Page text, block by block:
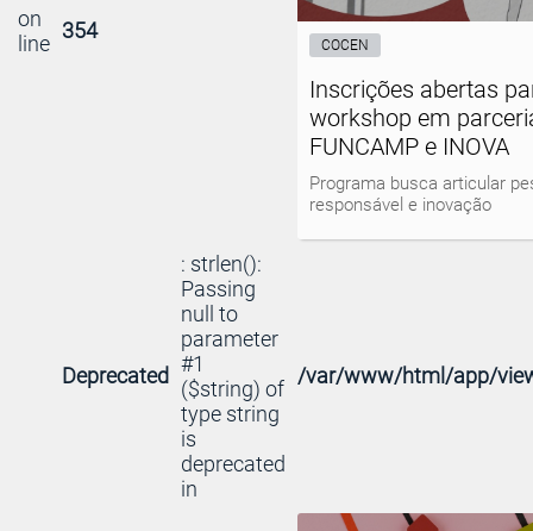
on
line 354
COCEN
Inscrições abertas
workshop em
FUNCAMP e INOVA
Programa busca articular
responsável e inovação
Deprecated
: strlen():
Passing
null to
parameter
#1
($string) of
type string
is
deprecated
in
/var/www/html/app/